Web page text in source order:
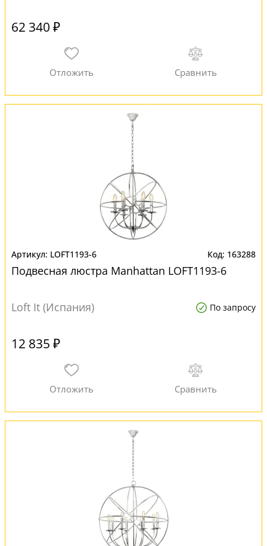
62 340 ₽
LOFT1193-6 163288
Подвесная люстра Manhattan LOFT1193-6
Loft It (Испания) По запросу
12 835 ₽